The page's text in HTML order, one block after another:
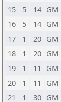
15
5 14 GM
16
5 14 GM
17
1 20 GM
18
1 20 GM
19
1 11 GM
20
1 11 GM
21
1 30 GM